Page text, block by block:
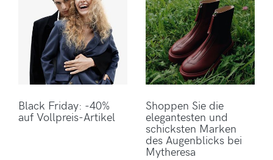
Black Friday: -40%
auf Vollpreis-Artikel
Shoppen Sie die
elegantesten und
schicksten Marken
des Augenblicks bei
Mytheresa